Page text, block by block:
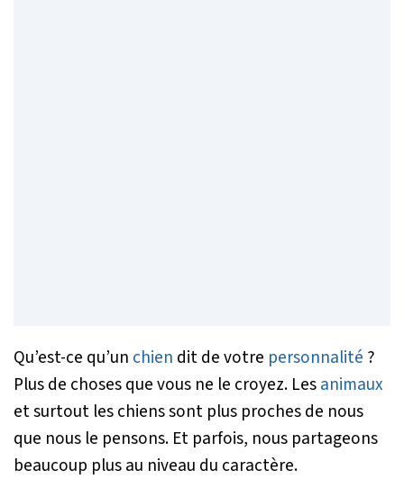
Qu’est-ce qu’un chien dit de votre personnalité ?
Plus de choses que vous ne le croyez. Lesanimaux
et surtout les chiens sont plus proches de nous
que nous le pensons. Et parfois, nous partageons
beaucoup plus au niveau du caractère.